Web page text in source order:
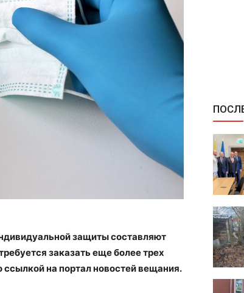
защиты составляют
заказать еще более трех
на портал новостей вещания.